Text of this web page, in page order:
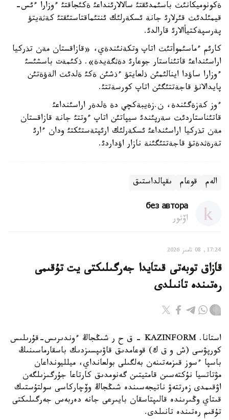
ةكونوميكانئث باسئمدئقتئ سالالارئنداعئ ةكئجاقتئ ءوزارا ءئس-
قيمئلدئث قئرلارئ جانة ئسكةرلئك ئنتئماقتاستئقتئ كةثةيتؤ
پةرسپةكتيأالارئ قارالدئ.
كارئم ءماسئموأتئث اتاپ وتكةنئندةي، «قازاقستان مةن تذركيا
اراسئنداعئ قاتئناستار جوعارئ دةثگةيدة». ذكئمةت باسشئسئ
ءوزارا ساؤدا اينالئمئن ذلعايتؤ ءذشئن ةكئ ةلدئث الةؤةتئن
پايدالانؤ قاجةتتئگئن اتاپ كورسةتتئ.
ءوز كةزةگئندة، ن.زةيبةكچي دة ةلدةر اراسئنداعئ
قاتئناستاردئث سةرپئندئ سيپاتئن اتاپ ءوتتئ جانة قازاقستان
مةن تذركيا اراسئنداعئ ئسكةرلئك ارئپتةستئكتئ ودان ءارئ
تةرةثدةتؤ قاجةتتئگئنة نازار اؤداردئ.
الەم قوعام ىقپالداستىق
без автора
اۆتور
17:24, 08 تامىز 2026
قازاق توبەتى قىتايدا جەرگىلىكتى يت تۇقىمى
رەتىندە تانىلدى
استانا. KAZINFORM – ق ح ر شىڭجاڭ ءوندىرىس-قۇرىلىس
كورپۋسى (ش و ق ك) قوعامدىق قاۋىپسىزدىك باسقارماسىنىڭ
باسپا ءسوز قىزمەتىنەن بەلگىلى بولعانداي، ميلليونداعان
مۋتاتسيا نۇكتەسىن قامتيتىن گەنومدىق كارتاعا جۇرگىزىلگەن
اۋقىمدى زەرتتەۋ ناتيجەسىندە شىڭجاڭ وۆچاركاسى سولتۇستىك
قىتاي وڭىرىندە قالىپتاسقان بايىرعى جانە دەربەس جەرگىلىكتى
تۇقىم رەتىندە تانىلدى.